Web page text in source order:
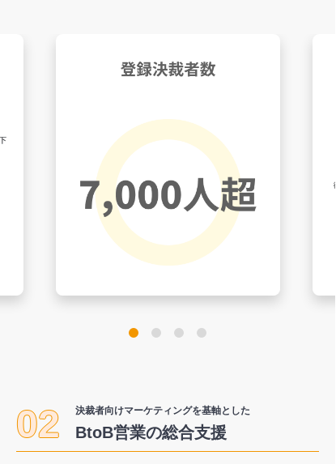
02 決裁者向けマーケティングを基軸とした
BtoB営業の総合支援